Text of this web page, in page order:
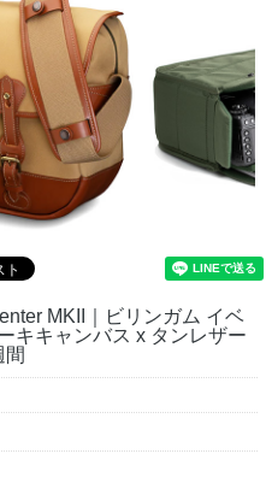
MKII｜ビリンガム イベ
キキャンバス x タンレザー
間